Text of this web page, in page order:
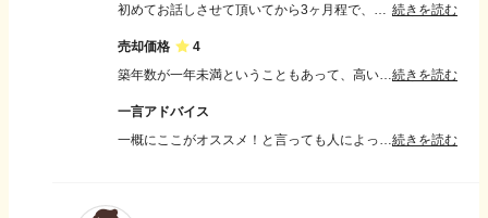
続きを読む
売却価格
4
続きを読む
一言アドバイス
続きを読む